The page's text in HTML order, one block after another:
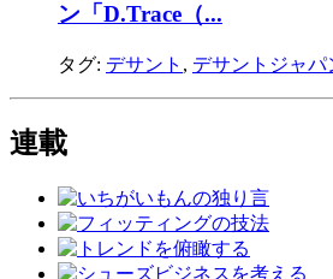
ン「D.Trace（...
タグ: デサント , デサントジャパ
連載